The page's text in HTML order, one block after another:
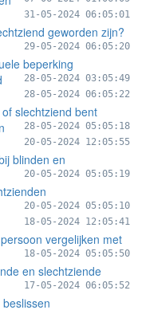
31-05-2024 06:05:01
geworden zijn?
29-05-2024 06:05:20
beperking
28-05-2024 03:05:49
28-05-2024 06:05:22
slechtziend bent
28-05-2024 05:05:18
20-05-2024 12:05:55
blinden en
20-05-2024 05:05:19
20-05-2024 05:05:10
18-05-2024 12:05:41
vergelijken met
18-05-2024 05:05:50
en slechtziende
17-05-2024 06:05:52